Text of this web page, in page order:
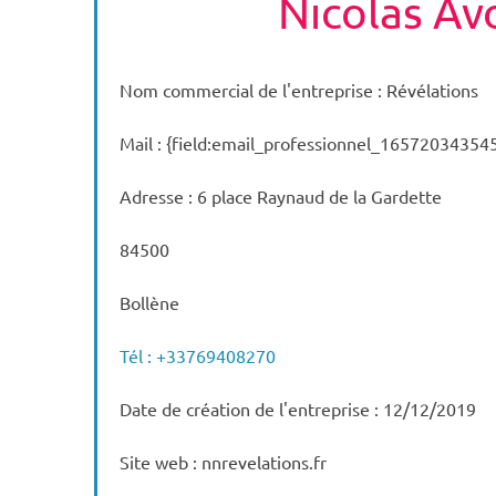
Nicolas
Nom commercial de l'entreprise : Révélations
Mail :
Adresse : 6 place Raynaud de la Gardette
84500
Bollène
Tél : +33769408270
Date de création de l'entreprise : 12/12/2019
Site web : nnrevelations.fr